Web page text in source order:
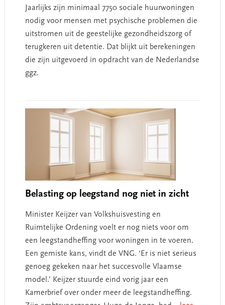
Jaarlijks zijn minimaal 7750 sociale huurwoningen
nodig voor mensen met psychische problemen die
uitstromen uit de geestelijke gezondheidszorg of
terugkeren uit detentie. Dat blijkt uit berekeningen
die zijn uitgevoerd in opdracht van de Nederlandse
ggz.
Belasting op leegstand nog niet in zicht
Minister Keijzer van Volkshuisvesting en
Ruimtelijke Ordening voelt er nog niets voor om
een leegstandheffing voor woningen in te voeren.
Een gemiste kans, vindt de VNG. ‘Er is niet serieus
genoeg gekeken naar het succesvolle Vlaamse
model.’ Keijzer stuurde eind vorig jaar een
Kamerbrief over onder meer de leegstandheffing.